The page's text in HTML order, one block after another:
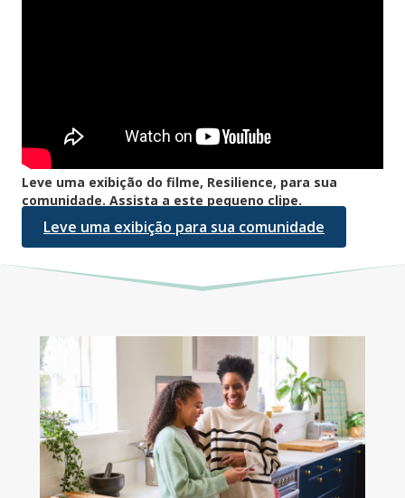
Leve uma exibição do filme, Resilience, para sua
comunidade. Assista a este pequeno clipe.
Leve uma exibição para sua comunidade